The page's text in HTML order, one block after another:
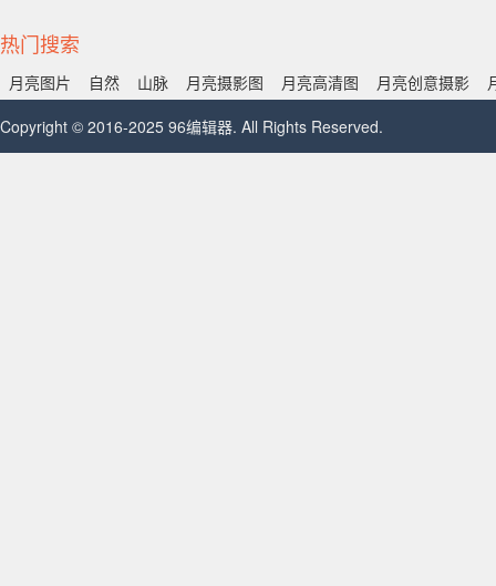
热门搜索
月亮图片 自然 山脉 月亮摄影图 月亮高清图 月亮创意摄影
Copyright © 2016-2025 96编辑器. All Rights Reserved.